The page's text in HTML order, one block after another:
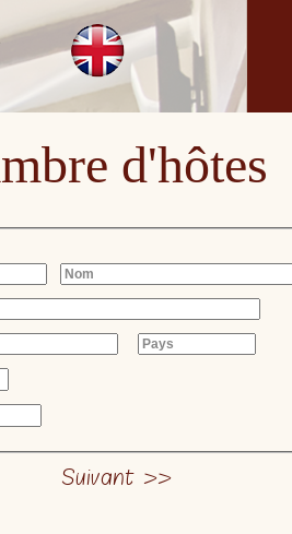
d'hôtes
Suivant >>